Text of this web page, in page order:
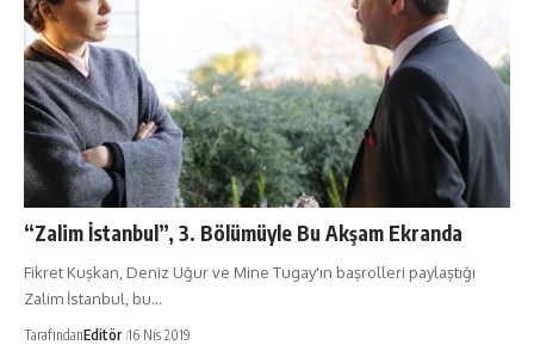
“Zalim İstanbul”, 3. Bölümüyle Bu Akşam Ekranda
Fikret Kuşkan, Deniz Uğur ve Mine Tugay'ın başrolleri paylaştığı
Zalim İstanbul, bu…
TarafındanEditör 16 Nis 2019